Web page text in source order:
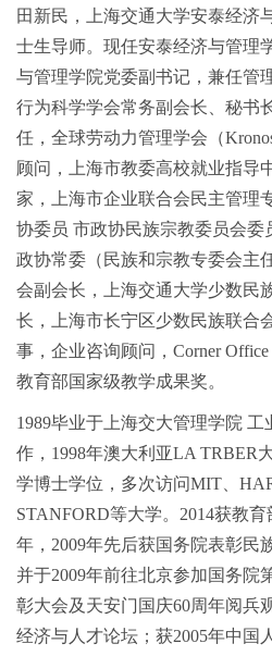
田新民，上海交通大学安泰经济
士生导师。现任安泰经济与管理
与管理学院党委副书记，兼任管
行为科学学会常务副会长、秘书
任，全球劳动力管理学会（
顾问，上海市教委高校就业指导
家，上海市企业联合会民主管理
协委员 市政协民族宗教委员会委
政协常委（民族和宗教专委会主
会副会长，上海交通大学少数民
长，上海市长宁区少数民族联合
事，企业咨询顾问，Corner
教育部国家级教学成果奖。
1989毕业于上海交大管理学院
作，1998年澳大利亚LA TRBER
学博士学位，多次访问MIT、
STANFORD等大学。2014获教
年，2009年先后获国务院表彰民
并于2009年前往北京参加国务院
彰大会及天安门国庆60周年阅兵
经济与人才论坛；获2005年中国